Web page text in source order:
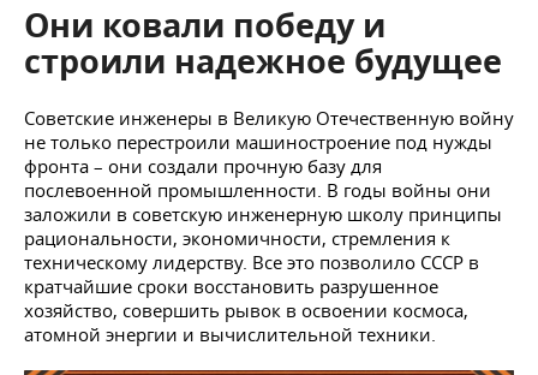
Они ковали победу и
строили надежное будущее
Советские инженеры в Великую Отечественную войну
не только перестроили машиностроение под нужды
фронта – они создали прочную базу для
послевоенной промышленности. В годы войны они
заложили в советскую инженерную школу принципы
рациональности, экономичности, стремления к
техническому лидерству. Все это позволило СССР в
кратчайшие сроки восстановить разрушенное
хозяйство, совершить рывок в освоении космоса,
атомной энергии и вычислительной техники.